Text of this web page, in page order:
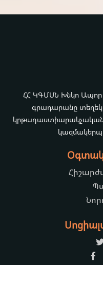
ՀՀ ԿԳՄՍՆ Խնկո
գրադարանը
կրթադաստիարակչական